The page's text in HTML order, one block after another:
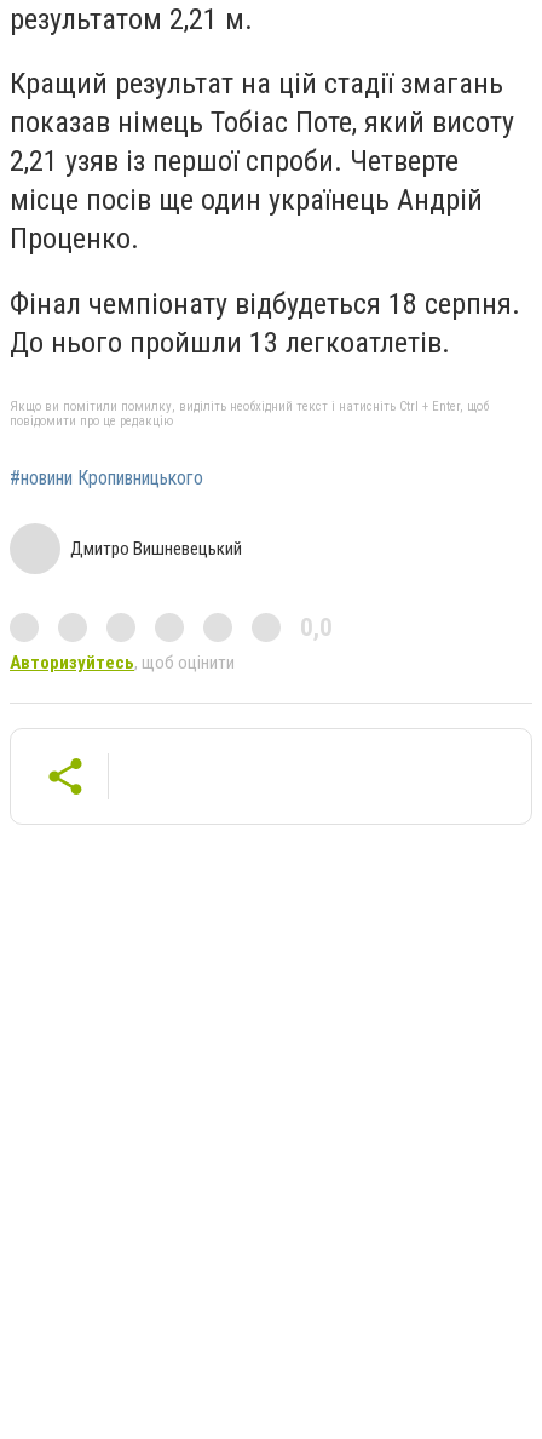
результатом 2,21 м.
Кращий результат на цій стадії змагань
показав німець Тобіас Поте, який висоту
2,21 узяв із першої спроби. Четверте
місце посів ще один українець Андрій
Проценко.
Фінал чемпіонату відбудеться 18 серпня.
До нього пройшли 13 легкоатлетів.
Якщо ви помітили помилку, виділіть необхідний текст і натисніть Ctrl + Enter, щоб
повідомити про це редакцію
#новини Кропивницького
Дмитро Вишневецький
0,0
Авторизуйтесь, щоб оцінити